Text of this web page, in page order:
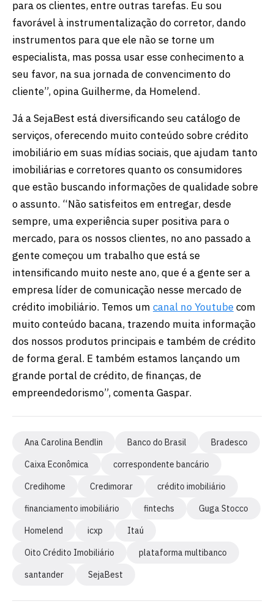
para os clientes, entre outras tarefas. Eu sou
favorável à instrumentalização do corretor, dando
instrumentos para que ele não se torne um
especialista, mas possa usar esse conhecimento a
seu favor, na sua jornada de convencimento do
cliente”, opina Guilherme, da Homelend.
Já a SejaBest está diversificando seu catálogo de
serviços, oferecendo muito conteúdo sobre crédito
imobiliário em suas mídias sociais, que ajudam tanto
imobiliárias e corretores quanto os consumidores
que estão buscando informações de qualidade sobre
o assunto. “Não satisfeitos em entregar, desde
sempre, uma experiência super positiva para o
mercado, para os nossos clientes, no ano passado a
gente começou um trabalho que está se
intensificando muito neste ano, que é a gente ser a
empresa líder de comunicação nesse mercado de
crédito imobiliário. Temos um canal no Youtubecom
muito conteúdo bacana, trazendo muita informação
dos nossos produtos principais e também de crédito
de forma geral. E também estamos lançando um
grande portal de crédito, de finanças, de
empreendedorismo”, comenta Gaspar.
Ana Carolina Bendlin Banco do Brasil
Bradesco
Caixa Econômica
correspondente bancário
Credihome
Credimorar
crédito imobiliário
financiamento imobiliário
fintechs
Guga Stocco
Homelend
icxp
Itaú
Oito Crédito Imobiliário
plataforma multibanco
santander
SejaBest